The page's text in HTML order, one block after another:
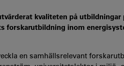
kvaliteten på
forskarutbildning inom
en samhällsrelevant